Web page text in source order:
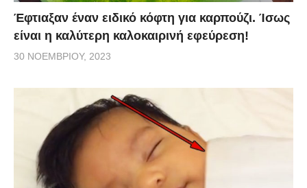
Έφτιαξαν έναν ειδικό κόφτη για καρπούζι. Ίσως
είναι η καλύτερη καλοκαιρινή εφεύρεση!
30 ΝΟΕΜΒΡΊΟΥ, 2023